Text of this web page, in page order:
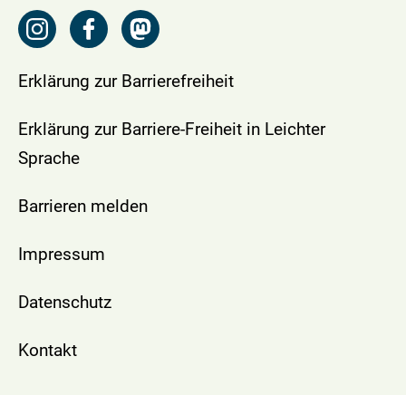
Erklärung zur Barrierefreiheit
Erklärung zur Barriere-Freiheit in Leichter
Sprache
Barrieren melden
Impressum
Datenschutz
Kontakt